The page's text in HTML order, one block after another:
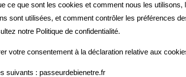
ce que sont les cookies et comment nous les
sont utilisées, et comment contrôler les préférences
notre Politique de confidentialité.
votre consentement à la déclaration relative aux
suivants : passeurdebienetre.fr